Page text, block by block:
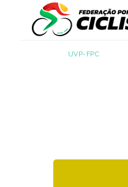
UVP-FPC
- UVP-FPC